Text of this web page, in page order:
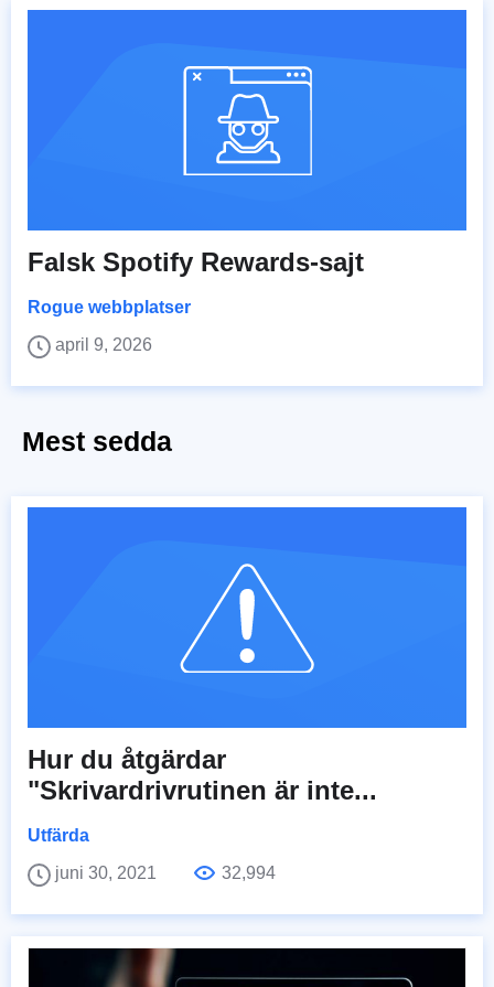
Falsk Spotify Rewards-sajt
Rogue webbplatser
april 9, 2026
Mest sedda
Hur du åtgärdar
"Skrivardrivrutinen är inte...
Utfärda
juni 30, 2021
32,994